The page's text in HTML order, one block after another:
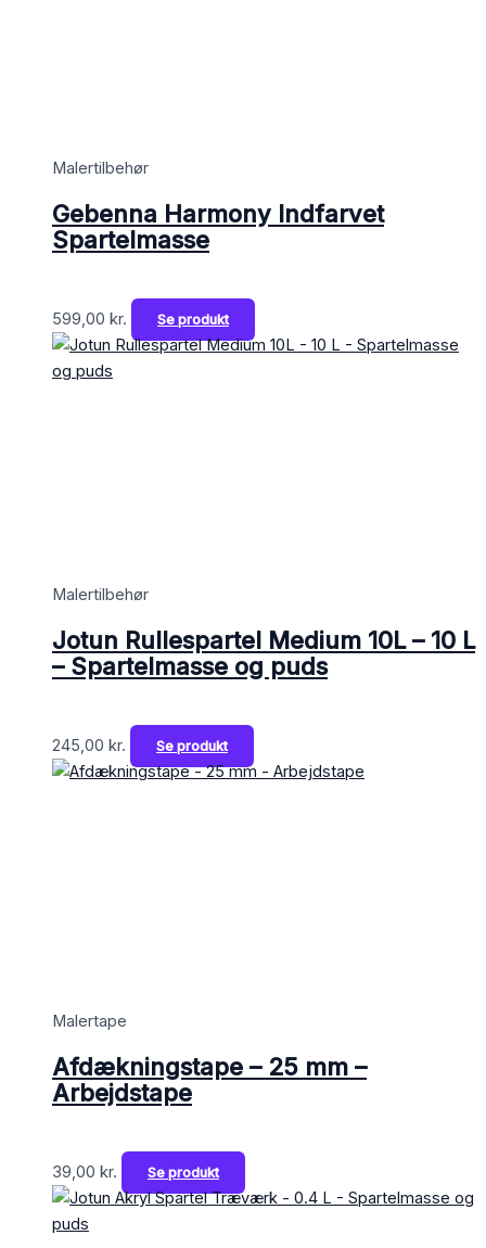
Malertilbehør
Gebenna Harmony Indfarvet
Spartelmasse
599,00 kr. Se produkt
Malertilbehør
Jotun Rullespartel Medium 10L – 10 L
– Spartelmasse og puds
245,00 kr. Se produkt
Malertape
Afdækningstape – 25 mm –
Arbejdstape
39,00 kr. Se produkt